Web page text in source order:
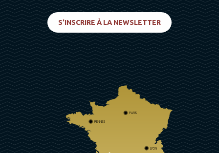
S'INSCRIRE À LA NEWSLETTER
PARIS
RENNES
LYON